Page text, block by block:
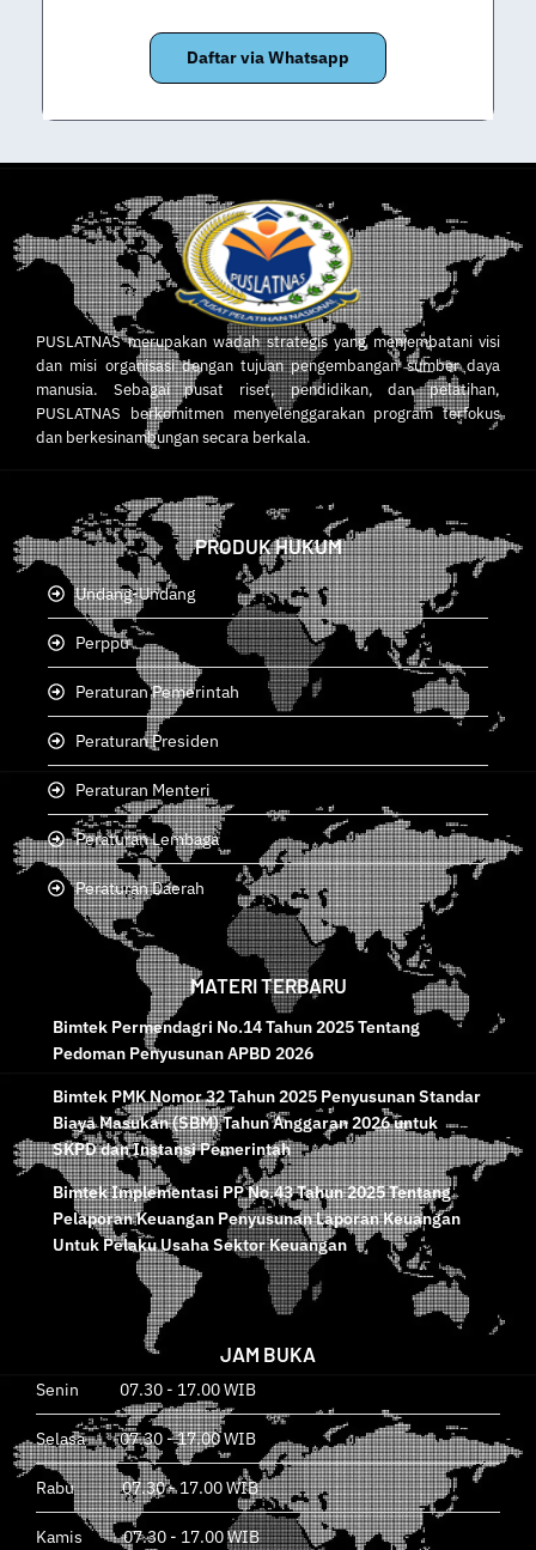
Daftar via Whatsapp
PUSLATNAS merupakan wadah strategis yang menjembatani visi
dan misi organisasi dengan tujuan pengembangan sumber daya
manusia. Sebagai pusat riset, pendidikan, dan pelatihan,
PUSLATNAS berkomitmen menyelenggarakan program terfokus
dan berkesinambungan secara berkala.
PRODUK HUKUM
Undang-Undang
Perppu
Peraturan Pemerintah
Peraturan Presiden
Peraturan Menteri
Peraturan Lembaga
Peraturan Daerah
MATERI TERBARU
Bimtek Permendagri No.14 Tahun 2025 Tentang
Pedoman Penyusunan APBD 2026
Bimtek PMK Nomor 32 Tahun 2025 Penyusunan Standar
Biaya Masukan (SBM) Tahun Anggaran 2026 untuk
SKPD dan Instansi Pemerintah
Bimtek Implementasi PP No.43 Tahun 2025 Tentang
Pelaporan Keuangan Penyusunan Laporan Keuangan
Untuk Pelaku Usaha Sektor Keuangan
JAM BUKA
Senin 07.30 - 17.00 WIB
Selasa 07.30 - 17.00 WIB
Rabu 07.30 - 17.00 WIB
Kamis 07.30 - 17.00 WIB